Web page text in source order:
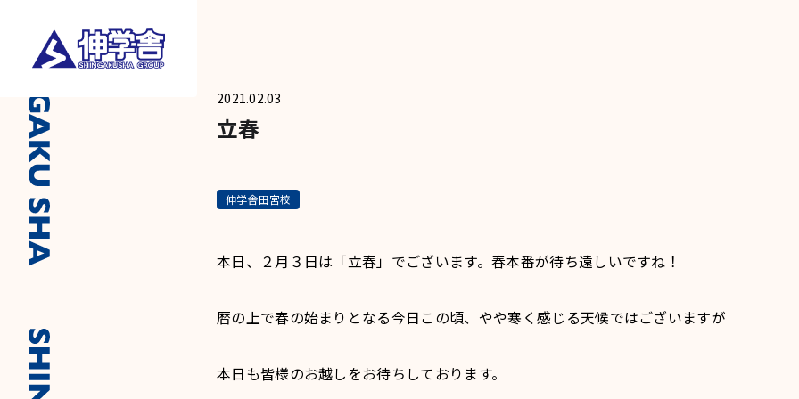
2021.02.03
立春
伸学舎田宮校
本日、２月３日は「立春」でございます。春本番が待ち遠しいですね！
暦の上で春の始まりとなる今日この頃、やや寒く感じる天候ではございますが
本日も皆様のお越しをお待ちしております。